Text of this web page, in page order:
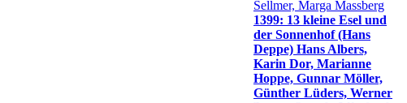
1399: 13 kleine Esel und
der Sonnenhof (Hans
Deppe) Hans Albers,
Karin Dor, Marianne
Hoppe, Gunnar Möller,
Günther Lüders, Werner